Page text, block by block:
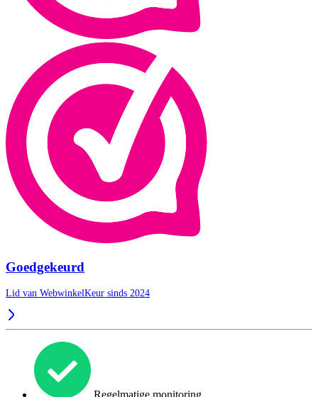
Goedgekeurd
Lid van WebwinkelKeur sinds 2024